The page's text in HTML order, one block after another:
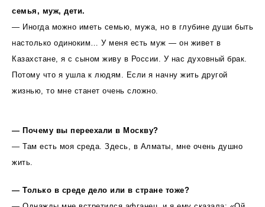
семья, муж, дети.
— Иногда можно иметь семью, мужа, но в глубине души быть
настолько одиноким… У меня есть муж — он живет в
Казахстане, я с сыном живу в России. У нас духовный брак.
Потому что я ушла к людям. Если я начну жить другой
жизнью, то мне станет очень сложно.
— Почему вы переехали в Москву?
— Там есть моя среда. Здесь, в Алматы, мне очень душно
жить.
— Только в среде дело или в стране тоже?